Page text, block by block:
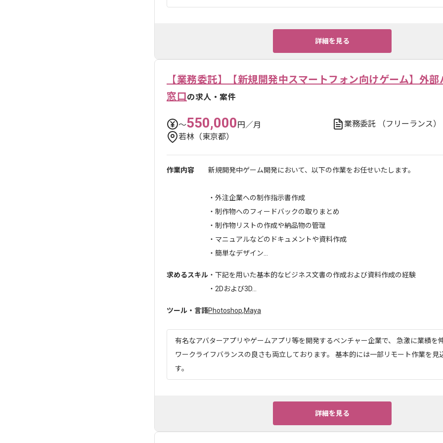
詳細を見る
【業務委託】【新規開発中スマートフォン向けゲーム】外
窓口の求人・案件
〜550,000円／月 業務委託
（フリーランス）
若林（東京都）
作業内容 新規開発中ゲーム開発において、以下の作業をお任せいたします。
・外注企業への制作指示書作成
・制作物へのフィードバックの取りまとめ
・制作物リストの作成や納品物の管理
・マニュアルなどのドキュメントや資料作成
・簡単なデザイン...
求めるスキル ・下記を用いた基本的なビジネス文書の作成および資料作成の経験
・2Dおよび3D...
ツール・言語Photoshop,Maya
有名なアバターアプリやゲームアプリ等を開発するベンチャー企業で、 急激に業績を
ワークライフバランスの良さも両立しております。 基本的には一部リモート作業を見
す。
詳細を見る